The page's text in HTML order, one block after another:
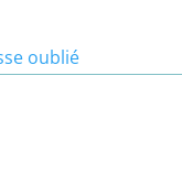
oublié